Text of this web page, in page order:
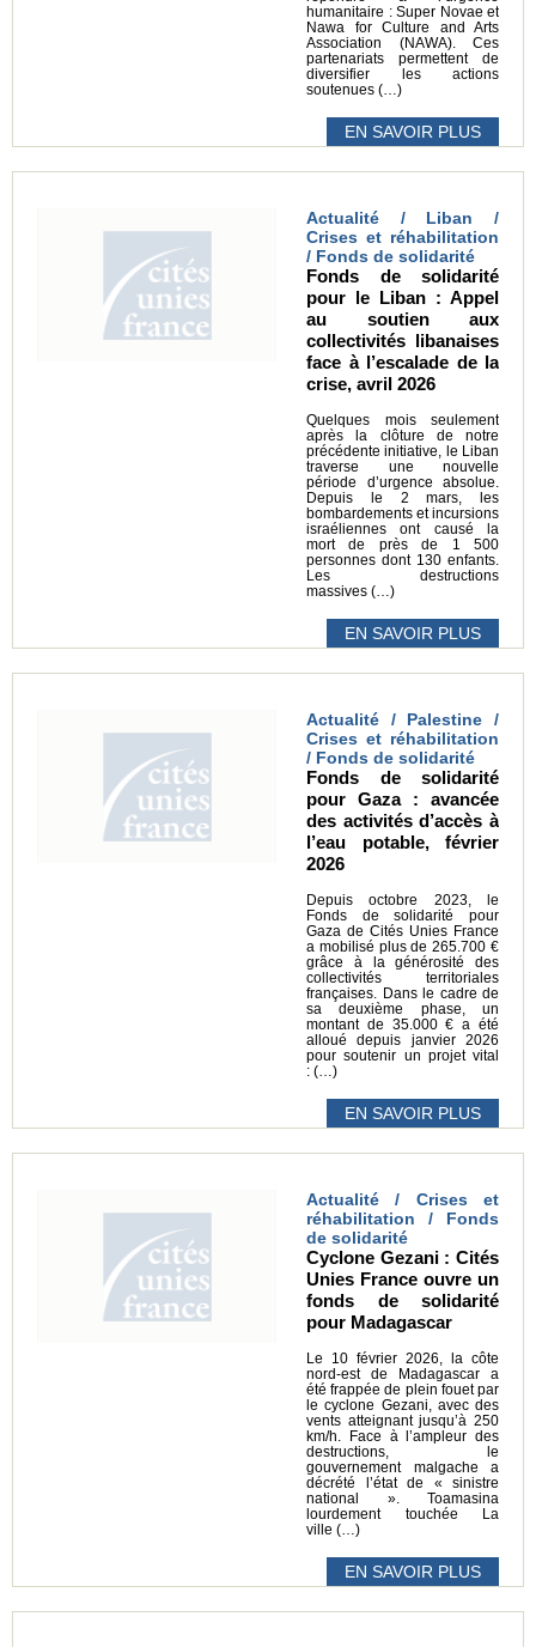
humanitaire : Super Novae et
Nawa for Culture and Arts
Association (NAWA). Ces
partenariats permettent de
diversifier les actions
soutenues (…)
EN SAVOIR PLUS
Actualité / Liban /
Crises et réhabilitation
/ Fonds de solidarité
Fonds de solidarité
pour le Liban : Appel
au soutien aux
collectivités libanaises
face à l’escalade de la
crise, avril 2026
Quelques mois seulement
après la clôture de notre
précédente initiative, le Liban
traverse une nouvelle
période d’urgence absolue.
Depuis le 2 mars, les
bombardements et incursions
israéliennes ont causé la
mort de près de 1 500
personnes dont 130 enfants.
Les destructions
massives (…)
EN SAVOIR PLUS
Actualité / Palestine /
Crises et réhabilitation
/ Fonds de solidarité
Fonds de solidarité
pour Gaza : avancée
des activités d’accès à
l’eau potable, février
2026
Depuis octobre 2023, le
Fonds de solidarité pour
Gaza de Cités Unies France
a mobilisé plus de 265.700 €
grâce à la générosité des
collectivités territoriales
françaises. Dans le cadre de
sa deuxième phase, un
montant de 35.000 € a été
alloué depuis janvier 2026
pour soutenir un projet vital
: (…)
EN SAVOIR PLUS
Actualité / Crises et
réhabilitation / Fonds
de solidarité
Cyclone Gezani : Cités
Unies France ouvre un
fonds de solidarité
pour Madagascar
Le 10 février 2026, la côte
nord-est de Madagascar a
été frappée de plein fouet par
le cyclone Gezani, avec des
vents atteignant jusqu’à 250
km/h. Face à l’ampleur des
destructions, le
gouvernement malgache a
décrété l’état de « sinistre
national ». Toamasina
lourdement touchée La
ville (…)
EN SAVOIR PLUS